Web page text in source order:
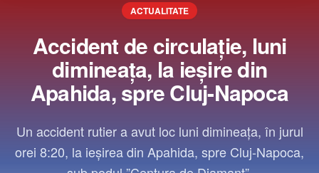
ACTUALITATE
Accident de circulație, luni
dimineața, la ieșire din
Apahida, spre Cluj-Napoca
Un accident rutier a avut loc luni dimineața, în jurul
orei 8:20, la ieșirea din Apahida, spre Cluj-Napoca,